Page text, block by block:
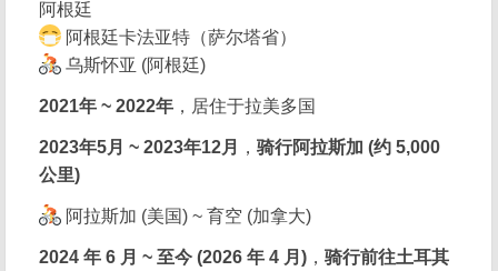
阿根廷
阿根廷卡法亚特（萨尔塔省）
乌斯怀亚 (阿根廷)
2021年 ~ 2022年 ，居住于拉美多国
2023年5月 ~ 2023年12月 ，骑行阿拉斯加 (约 5,000
公里)
阿拉斯加 (美国) ~ 育空 (加拿大)
2024 年 6 月 ~ 至今 (2026 年 4 月) ，骑行前往土耳其